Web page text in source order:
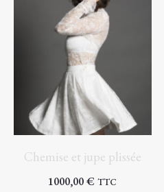
Chemise et jupe plissée
1000,00€ TTC